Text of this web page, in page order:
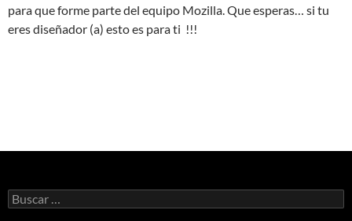
para que forme parte del equipo Mozilla. Que esperas… si tu
eres diseñador (a) esto es para ti !!!
B
u